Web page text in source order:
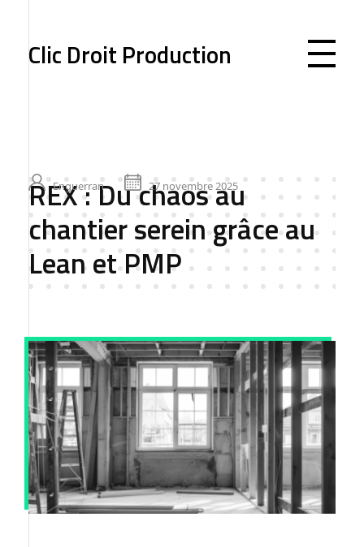
Clic Droit Production
REX : Du chaos au
chantier serein grâce au
Lean et PMP
27 novembre 2025
Enguerran